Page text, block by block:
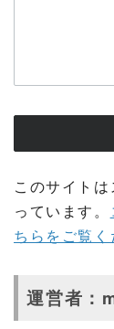
このサイト
っています。
ちらをご覧く
運営者：